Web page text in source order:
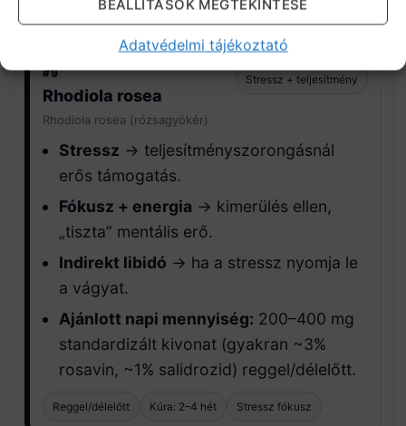
BEÁLLÍTÁSOK MEGTEKINTÉSE
Adatvédelmi tájékoztató
Kúra: 3–5 hét Nem stimuláns Alapozó
#9
Rhodiola rosea
Rhodiola rosea (rózsagyökér)
Stressz + teljesítmény
Stressz → teljesítményszorongásnál
erős támogatás.
Fókusz + energia → kimerülés ellen,
„tiszta” mentális erő.
Indirekt libidó → ha a stressz nyomja le
a vágyat.
Ajánlott napi mennyiség: 200–400 mg
standardizált kivonat (gyakran ~3%
rosavin, ~1% salidrozid) reggel/délelőtt.
Reggel/délelőtt Kúra: 2–4 hét Stressz fókusz